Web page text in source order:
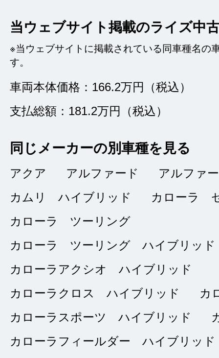
大変スムーズな納
す。担当者粟国さ
す。本当にありが
ューです。
★★★★ ★
4点
総合評価
タイトルなし
タキグチ
販売店の評価
接客：
｜ 雰囲
問合せ：3 ｜ 説
接客の方、対応等
当ウェブサイト掲載のライズ
※当ウェブサイトに掲載されている同車種名の
す。
車両本体価格：166.2万円（税込）
支払総額：181.2万円（税込）
同じメーカーの別車種を見る
アクア アルファード
アルファ
カムリ ハイブリッド
カローラ
カローラ ツーリング
カローラ ツーリング ハイブリッド
カローラアクシオ ハイブリッド
カローラクロス ハイブリッド
カ
カローラスポーツ ハイブリッド
カローラフィールダー ハイブリッド